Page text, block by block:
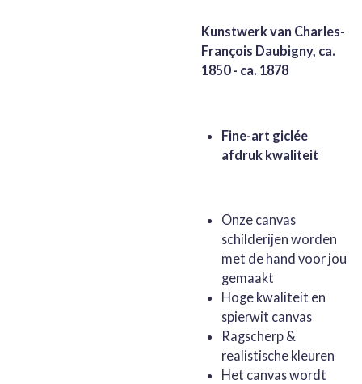
Kunstwerk van Charles-
François Daubigny, ca.
1850 - ca. 1878
Fine-art giclée
afdruk kwaliteit
Onze canvas
schilderijen worden
met de hand voor jou
gemaakt
Hoge kwaliteit en
spierwit canvas
Ragscherp &
realistische kleuren
Het canvas wordt